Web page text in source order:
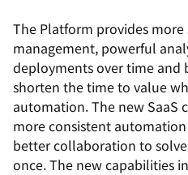
The Platform provides
management, powerful
deployments over time and
shorten the time to value
automation.The new SaaS
more consistent
better collaboration to
once. The new capabilities